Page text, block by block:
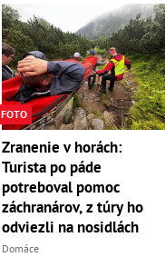
FOTO
Zranenie v horách:
Turista po páde
potreboval pomoc
záchranárov, z túry ho
odviezli na nosidlách
Domáce